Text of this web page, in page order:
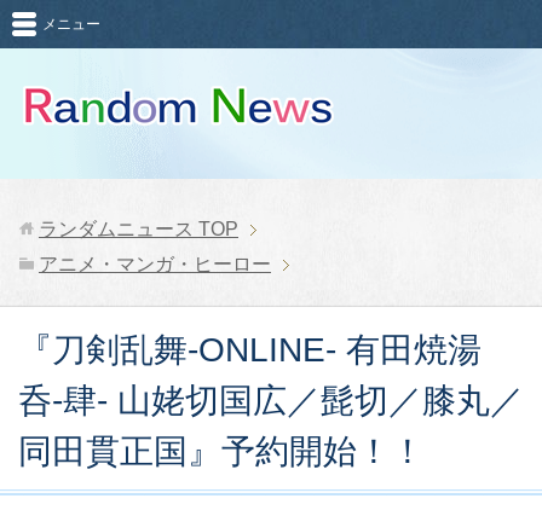
メニュー
ランダムニュース TOP
アニメ・マンガ・ヒーロー
『刀剣乱舞-ONLINE- 有田焼湯
呑-肆- 山姥切国広／髭切／膝丸／
同田貫正国』予約開始！！